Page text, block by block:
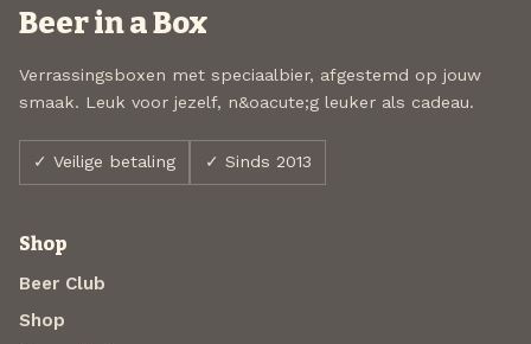
Beer in a Box
Verrassingsboxen met speciaalbier, afgestemd op jouw
smaak. Leuk voor jezelf, n&oacute;g leuker als cadeau.
✓ Veilige betaling ✓ Sinds 2013
Shop
Beer Club
Shop